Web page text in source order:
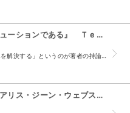
『筋トレが最強のソリューションである』 Ｔｅｓｔｏｓｔｅｒｏｎｅ （自由国民社）
「筋トレがほぼすべての悩みを解決する」というのが著者の持論です。 贅肉を落とし筋肉を養うための食事法や初心者向けの筋トレメニューも載ってはいますが、 そんなものはほとんど刺身のツマ程度の扱いで...
『あしながおじさん』アリス・ジーン・ウェブスター 土屋京子 （光文社古典新訳文庫）